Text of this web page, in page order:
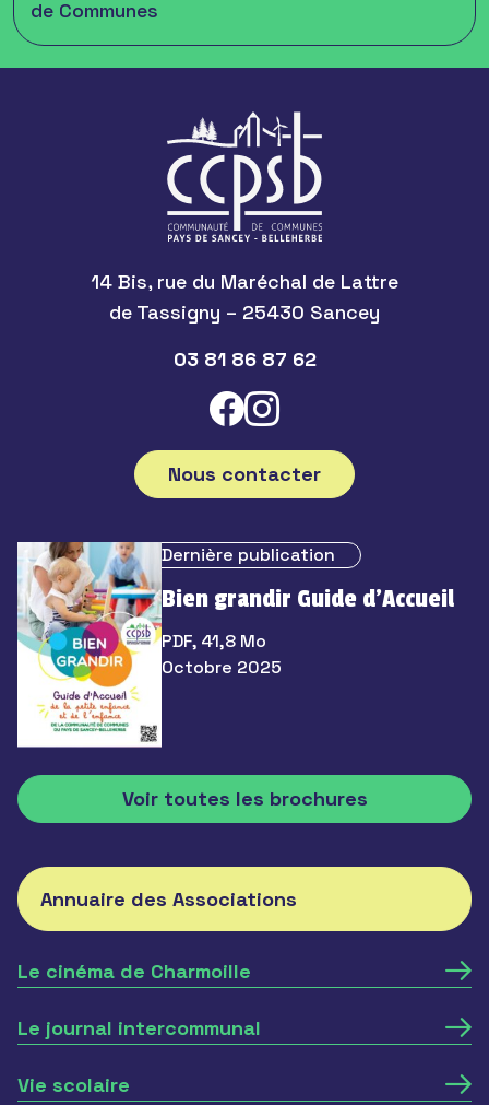
de Communes
14 Bis, rue du Maréchal de Lattre
de Tassigny – 25430 Sancey
03 81 86 87 62
Nous contacter
Dernière publication
Bien grandir Guide d’Accueil
PDF, 41,8 Mo
Octobre 2025
Voir toutes les brochures
Annuaire des Associations
Le cinéma de Charmoille
Le journal intercommunal
Vie scolaire